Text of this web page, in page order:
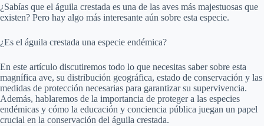
V
i
¿Sabías que el águila crestada es una de las aves más majestuosas que
existen? Pero hay algo más interesante aún sobre esta especie.
¿Es el águila crestada una especie endémica?
En este artículo discutiremos todo lo que necesitas saber sobre esta
magnífica ave, su distribución geográfica, estado de conservación y las
medidas de protección necesarias para garantizar su supervivencia.
Además, hablaremos de la importancia de proteger a las especies
endémicas y cómo la educación y conciencia pública juegan un papel
crucial en la conservación del águila crestada.